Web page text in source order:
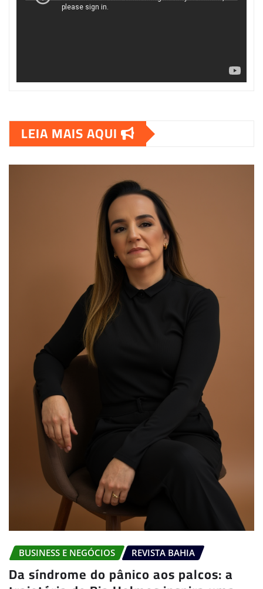
LEIA MAIS AQUI
BUSINESS E NEGÓCIOS REVISTA BAHIA
Da síndrome do pânico aos palcos: a